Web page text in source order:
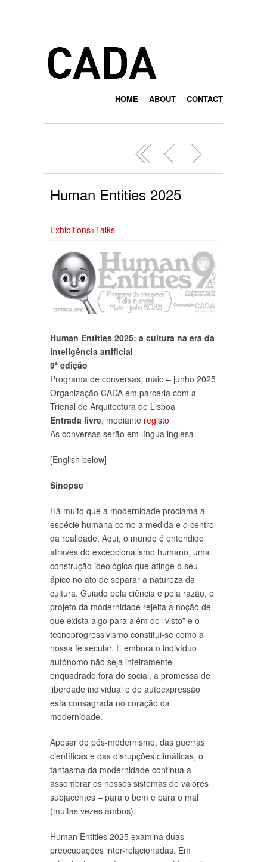
HOME ABOUT CONTACT
Human Entities 2025
Exhibitions+Talks
Human Entities 2025: a cultura na era da
inteligência artificial
9ª edição
Programa de conversas, maio – junho 2025
Organização CADA em parceria com a
Trienal de Arquitectura de Lisboa
Entrada livre, mediante registo
As conversas serão em língua inglesa
[English below]
Sinopse
Há muito que a modernidade proclama a
espécie humana como a medida e o centro
da realidade. Aqui, o mundo é entendido
através do excepcionalismo humano, uma
construção ideológica que atinge o seu
ápice no ato de separar a natureza da
cultura. Guiado pela ciência e pela razão, o
projeto da modernidade rejeita a noção de
que exista algo para além do “visto” e o
tecnoprogressivismo constitui-se como a
nossa fé secular. E embora o indivíduo
autónomo não seja inteiramente
enquadrado fora do social, a promessa de
liberdade individual e de autoexpressão
está consagrada no coração da
modernidade.
Apesar do pós-modernismo, das guerras
científicas e das disrupções climáticas, o
fantasma da modernidade continua a
assombrar os nossos sistemas de valores
subjacentes – para o bem e para o mal
(muitas vezes ambos).
Human Entities 2025 examina duas
preocupações inter-relacionadas. Em